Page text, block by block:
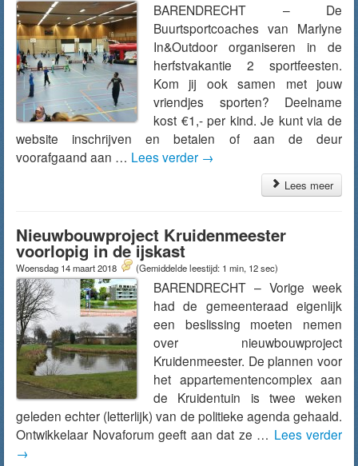
BARENDRECHT – De
Buurtsportcoaches van Marlyne
In&Outdoor organiseren in de
herfstvakantie 2 sportfeesten.
Kom jij ook samen met jouw
vriendjes sporten? Deelname
kost €1,- per kind. Je kunt via de
website inschrijven en betalen of aan de deur
voorafgaand aan … Lees verder →
Lees meer
Nieuwbouwproject Kruidenmeester
voorlopig in de ijskast
Woensdag 14 maart 2018 (Gemiddelde leestijd: 1 min, 12 sec)
BARENDRECHT – Vorige week
had de gemeenteraad eigenlijk
een beslissing moeten nemen
over nieuwbouwproject
Kruidenmeester. De plannen voor
het appartementencomplex aan
de Kruidentuin is twee weken
geleden echter (letterlijk) van de politieke agenda gehaald.
Ontwikkelaar Novaforum geeft aan dat ze … Lees verder
→